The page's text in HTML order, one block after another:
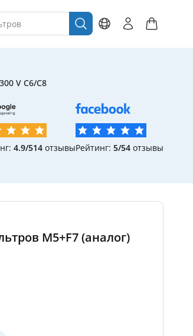
V C6/C8
4.9/514 отзывыРейтинг: 5/54 отзывы
M5+F7 (аналог)